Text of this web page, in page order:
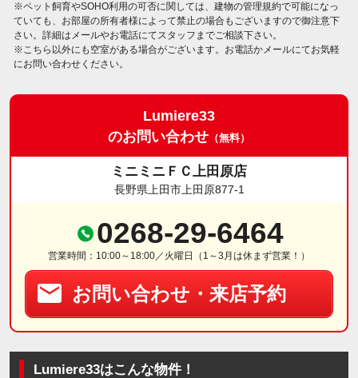
※ペット飼育やSOHO利用の可否に関しては、建物の管理規約で可能になっ
ていても、お部屋の所有者様によって禁止の場合もございますので御注意下
さい。詳細はメールやお電話にてスタッフまでご相談下さい。
※こちら以外にも空室がある場合がございます。お電話かメールにてお気軽
にお問い合わせください。
Lumiere33
のお問い合わせ （無料）
ミニミニＦＣ上田原店
長野県上田市上田原877-1
0268-29-6464
営業時間：10:00～18:00／火曜日（1～3月は休まず営業！）
お問い合わせ・来店予約
Lumiere33はこんな物件！